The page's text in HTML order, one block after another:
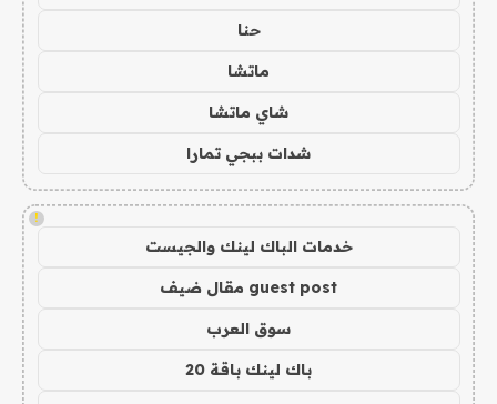
حنا
ماتشا
شاي ماتشا
شدات ببجي تمارا
!
خدمات الباك لينك والجيست
guest post مقال ضيف
سوق العرب
باك لينك باقة 20